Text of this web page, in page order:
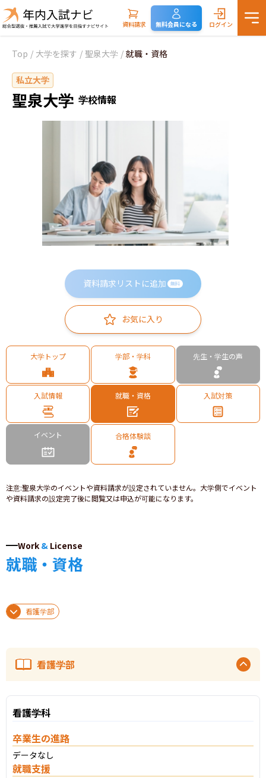
資料請求 無料会員になる ログイン
Top / 大学を探す / 聖泉大学 / 就職・資格
私立大学
聖泉大学 学校情報
資料請求リストに追加 無料
お気に入り
大学トップ 学部・学科 先生・学生の声
入試情報 就職・資格 入試対策
イベント 合格体験談
注意:聖泉大学のイベントや資料請求が設定されていません。大学側でイベント
や資料請求の設定完了後に閲覧又は申込が可能になります。
Work & License
就職・資格
看護学部
看護学部
看護学科
卒業生の進路
データなし
就職支援